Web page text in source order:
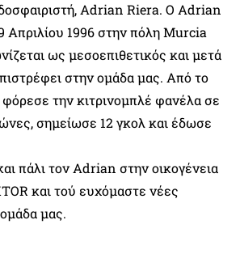
Adrian Riera. Ο Adrian
Απριλίου 1996 στην πόλη Murcia
ως μεσοεπιθετικός και μετά
στην ομάδα μας. Από το
την κιτρινομπλέ φανέλα σε
σημείωσε 12 γκολ και έδωσε
πάλι τον Adrian στην οικογένεια
και τού ευχόμαστε νέες
μας.